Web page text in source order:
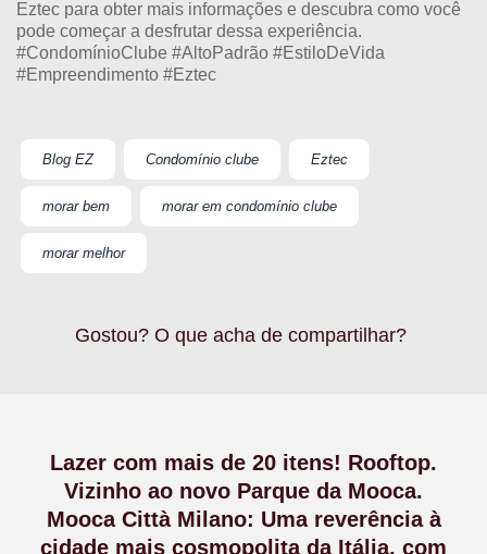
Eztec para obter mais informações e descubra como você
pode começar a desfrutar dessa experiência.
#CondomínioClube #AltoPadrão #EstiloDeVida
#Empreendimento #Eztec
Blog EZ Condomínio clube Eztec
morar bem morar em condomínio clube
morar melhor
Gostou? O que acha de compartilhar?
Lazer com mais de 20 itens! Rooftop.
Vizinho ao novo Parque da Mooca.
Mooca Città Milano: Uma reverência à
cidade mais cosmopolita da Itália, com